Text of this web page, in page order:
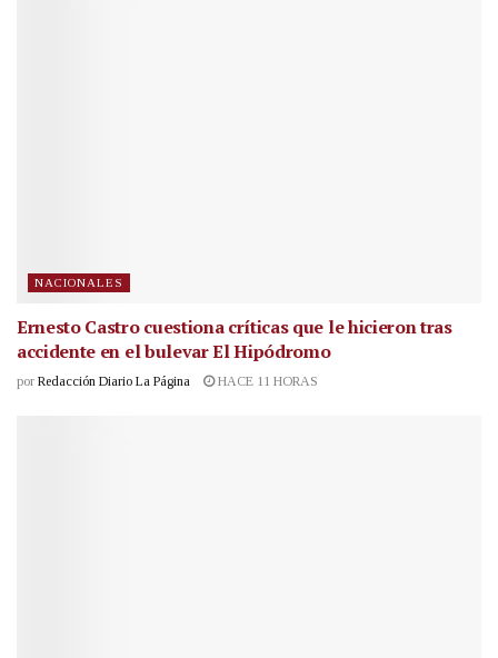
NACIONALES
Ernesto Castro cuestiona críticas que le hicieron tras
accidente en el bulevar El Hipódromo
por Redacción Diario La Página HACE 11 HORAS